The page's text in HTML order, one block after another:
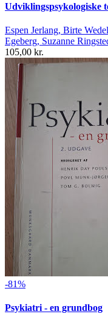
Udviklingspsykologiske
Espen Jerlang, Birte
Egeberg, Suzanne
105,00 kr.
-81%
Psykiatri - en grundbog